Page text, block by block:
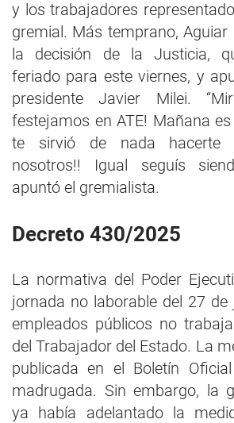
y los trabajadores
gremial. Más temprano, Aguiar
la decisión de la Justicia,
feriado para este viernes, y
presidente Javier Milei.
festejamos en ATE! Mañana
te sirvió de nada hacerte
nosotros!! Igual seguís
apuntó el gremialista.
Decreto 430/2025
La normativa del Poder
jornada no laborable del 27 de
empleados públicos no
del Trabajador del Estado. La
publicada en el Boletín
madrugada. Sin embargo, la
ya había adelantado la